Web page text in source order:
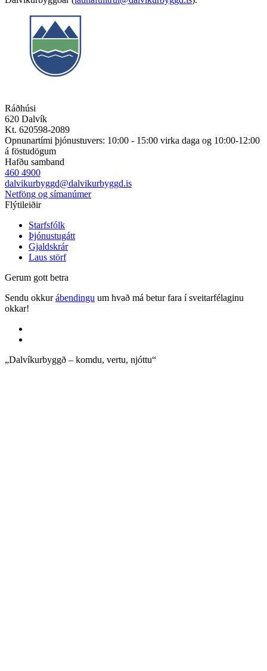
Ráðhúsi
620 Dalvík
Kt. 620598-2089
Opnunartími þjónustuvers: 10:00 - 15:00 virka daga og 10:00-12:00
á föstudögum
Hafðu samband
460 4900
dalvikurbyggd@dalvikurbyggd.is
Netföng og símanúmer
Flýtileiðir
Starfsfólk
Þjónustugátt
Gjaldskrár
Laus störf
Gerum gott betra
Sendu okkurábendingu um hvað má betur fara í sveitarfélaginu
okkar!
„Dalvíkurbyggð – komdu, vertu, njóttu“